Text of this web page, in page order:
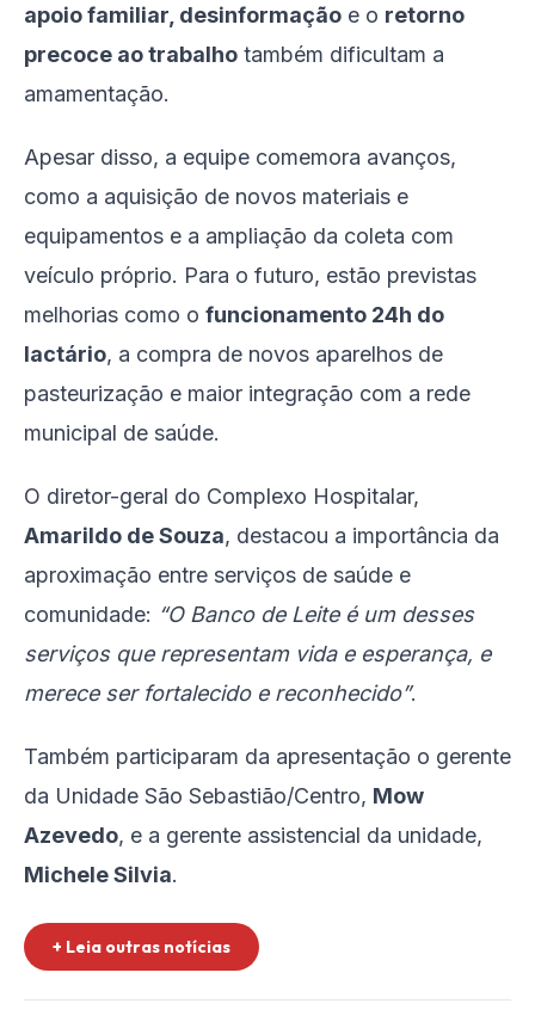
apoio familiar, desinformação e o retorno
precoce ao trabalho também dificultam a
amamentação.
Apesar disso, a equipe comemora avanços,
como a aquisição de novos materiais e
equipamentos e a ampliação da coleta com
veículo próprio. Para o futuro, estão previstas
melhorias como o funcionamento 24h do
lactário, a compra de novos aparelhos de
pasteurização e maior integração com a rede
municipal de saúde.
O diretor-geral do Complexo Hospitalar,
Amarildo de Souza, destacou a importância da
aproximação entre serviços de saúde e
comunidade: “O Banco de Leite é um desses
serviços que representam vida e esperança, e
merece ser fortalecido e reconhecido”.
Também participaram da apresentação o gerente
da Unidade São Sebastião/Centro, Mow
Azevedo, e a gerente assistencial da unidade,
Michele Silvia.
+ Leia outras notícias